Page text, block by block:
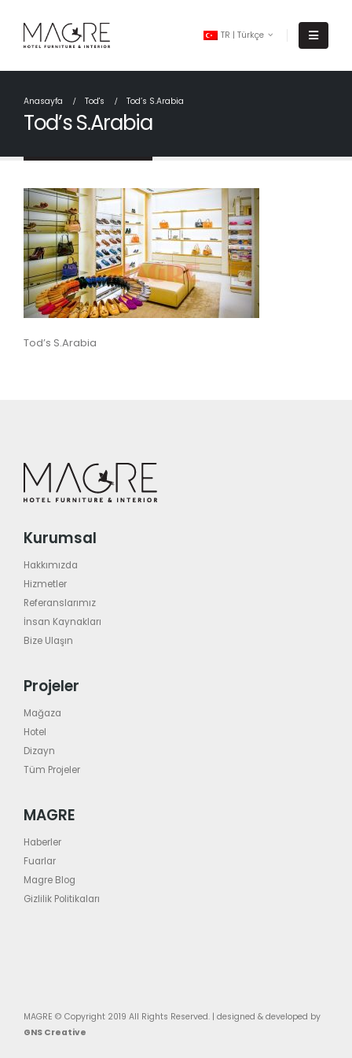
TR | Türkçe
Anasayfa Tod's Tod’s S.Arabia
Tod’s S.Arabia
Tod’s S.Arabia
Kurumsal
Hakkımızda
Hizmetler
Referanslarımız
İnsan Kaynakları
Bize Ulaşın
Projeler
Mağaza
Hotel
Dizayn
Tüm Projeler
MAGRE
Haberler
Fuarlar
Magre Blog
Gizlilik Politikaları
MAGRE © Copyright 2019 All Rights Reserved. | designed & developed by
GNS Creative